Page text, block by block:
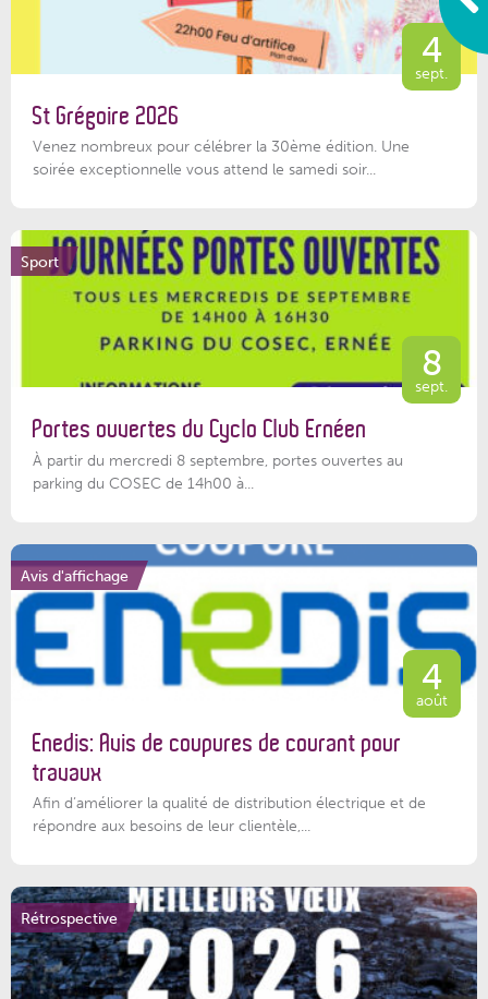
4
sept.
St Grégoire 2026
Venez nombreux pour célébrer la 30ème édition. Une
soirée exceptionnelle vous attend le samedi soir...
Sport
8
sept.
Portes ouvertes du Cyclo Club Ernéen
À partir du mercredi 8 septembre, portes ouvertes au
parking du COSEC de 14h00 à...
Avis d'affichage
4
août
Enedis: Avis de coupures de courant pour
travaux
Afin d’améliorer la qualité de distribution électrique et de
répondre aux besoins de leur clientèle,...
Rétrospective